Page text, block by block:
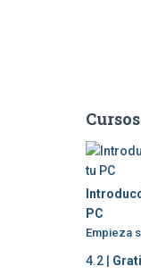
PC
Empieza
4.2 |